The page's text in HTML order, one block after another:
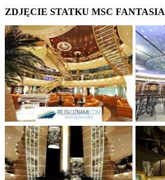
ZDJĘCIE STATKU MSC FANTASIA